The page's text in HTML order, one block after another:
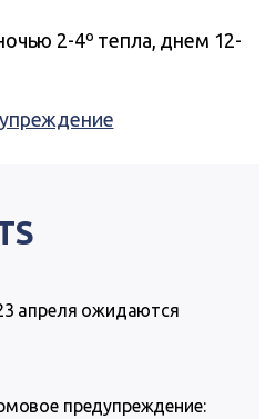
2-4º тепла, днем 12-
апреля ожидаются
предупреждение: